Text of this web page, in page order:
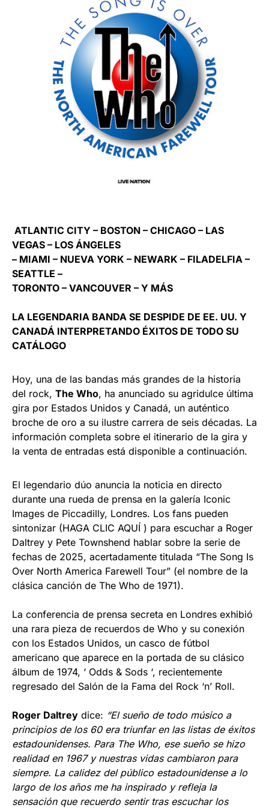
ATLANTIC CITY – BOSTON – CHICAGO – LAS
VEGAS – LOS ÁNGELES
– MIAMI – NUEVA YORK – NEWARK – FILADELFIA –
SEATTLE –
TORONTO – VANCOUVER – Y MÁS
LA LEGENDARIA BANDA SE DESPIDE DE EE. UU. Y
CANADÁ INTERPRETANDO ÉXITOS DE TODO SU
CATÁLOGO
Hoy, una de las bandas más grandes de la historia
del rock, The Who, ha anunciado su agridulce última
gira por Estados Unidos y Canadá, un auténtico
broche de oro a su ilustre carrera de seis décadas. La
información completa sobre el itinerario de la gira y
la venta de entradas está disponible a continuación.
El legendario dúo anuncia la noticia en directo
durante una rueda de prensa en la galería Iconic
Images de Piccadilly, Londres. Los fans pueden
sintonizar (HAGA CLIC AQUÍ ) para escuchar a Roger
Daltrey y Pete Townshend hablar sobre la serie de
fechas de 2025, acertadamente titulada “The Song Is
Over North America Farewell Tour” (el nombre de la
clásica canción de The Who de 1971).
La conferencia de prensa secreta en Londres exhibió
una rara pieza de recuerdos de Who y su conexión
con los Estados Unidos, un casco de fútbol
americano que aparece en la portada de su clásico
álbum de 1974, ‘ Odds & Sods ‘, recientemente
regresado del Salón de la Fama del Rock ‘n’ Roll.
Roger Daltrey dice: “El sueño de todo músico a
principios de los 60 era triunfar en las listas de éxitos
estadounidenses. Para The Who, ese sueño se hizo
realidad en 1967 y nuestras vidas cambiaron para
siempre. La calidez del público estadounidense a lo
largo de los años me ha inspirado y refleja la
sensación que recuerdo sentir tras escuchar los